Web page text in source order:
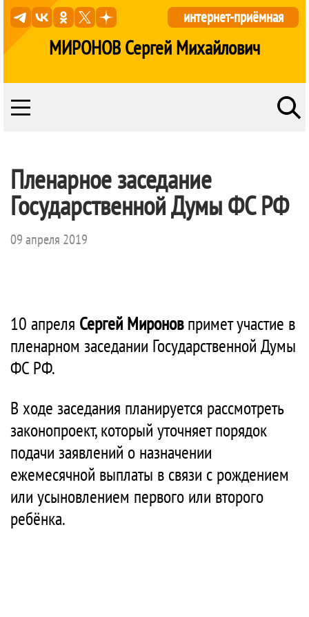
МИРОНОВ Сергей Михайлович
интернет-приёмная
Пленарное заседание
Государственной Думы ФС РФ
09 апреля 2019
10 апреля Сергей Мироновпримет участие в
пленарном заседании Государственной Думы
ФС РФ.
В ходе заседания планируется рассмотреть
законопроект, который уточняет порядок
подачи заявлений о назначении
ежемесячной выплаты в связи с рождением
или усыновлением первого или второго
ребёнка.